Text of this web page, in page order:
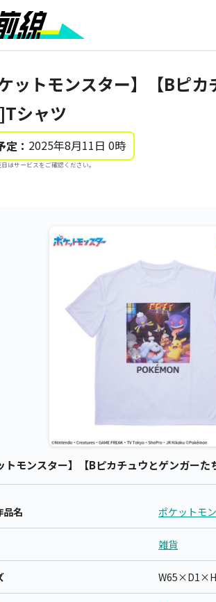
ケットモンスター】【Bピ
シャツ
定： 2025年8月11日 0時
はサービスをご確認ください。
トモンスター】【Bピカチュウとゲンガ
品名 ポケットモ
雑貨